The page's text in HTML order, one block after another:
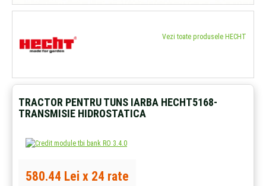
Vezi toate produsele HECHT
TRACTOR PENTRU TUNS IARBA HECHT5168-
TRANSMISIE HIDROSTATICA
580.44 Lei x 24 rate